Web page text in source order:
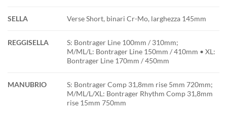
SELLA Verse Short, binari Cr-Mo, larghezza 145mm
REGGISELLA
S: Bontrager Line 100mm / 310mm;
M/ML/L: Bontrager Line 150mm / 410mm • XL:
Bontrager Line 170mm / 450mm
MANUBRIO
S: Bontrager Comp 31,8mm rise 5mm 720mm;
M/ML/L/XL: Bontrager Rhythm Comp 31,8mm
rise 15mm 750mm